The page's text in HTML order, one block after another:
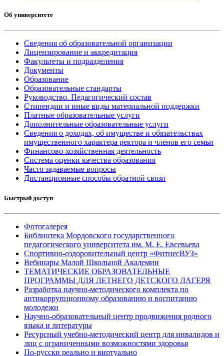
Об университете
Сведения об образовательной организации
Лицензирование и аккредитация
Факультеты и подразделения
Документы
Образование
Образовательные стандарты
Руководство. Педагогический состав
Стипендии и иные виды материальной поддержки
Платные образовательные услуги
Дополнительные образовательные услуги
Сведения о доходах, об имуществе и обязательствах
имущественного характера ректора и членов его семьи
Финансово-хозяйственная деятельность
Система оценки качества образования
Часто задаваемые вопросы
Дистанционные способы обратной связи
Быстрый доступ
Фотогалерея
Библиотека Мордовского государственного
педагогического университета им. М. Е. Евсевьева
Спортивно-оздоровительный центр «ФитнесВУЗ»
Вебинары Малой Школьной Академии
ТЕМАТИЧЕСКИЕ ОБРАЗОВАТЕЛЬНЫЕ
ПРОГРАММЫ ДЛЯ ЛЕТНЕГО ДЕТСКОГО ЛАГЕРЯ
Разработка научно-методического комплекта по
антикоррупционному образованию и воспитанию
молодежи
Научно-образовательный центр продвижения родного
языка и литературы
Ресурсный учебно-методический центр для инвалидов и
лиц с ограниченными возможностями здоровья
По-русски реально и виртуально